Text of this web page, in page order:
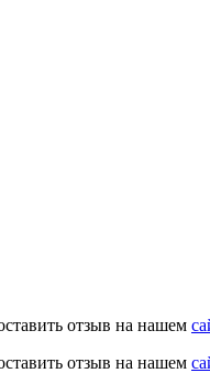
отзыв на нашем
отзыв на нашем